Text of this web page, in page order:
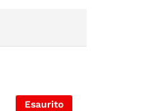
Esaurito